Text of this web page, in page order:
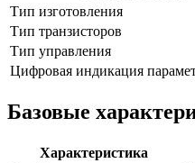
Тип изготовления
Тип транзисторов
Тип управления
Цифровая индикация
Базовые
Характеристика